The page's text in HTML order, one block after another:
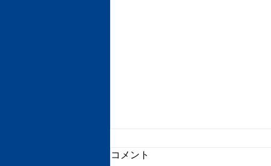
コメント